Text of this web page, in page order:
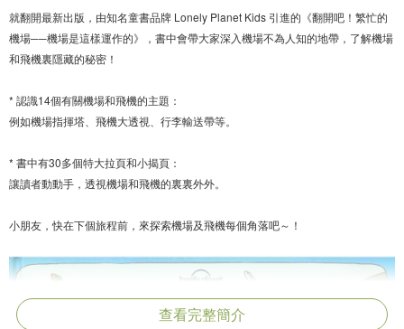
就翻開最新出版，由知名童書品牌 Lonely Planet Kids 引進的《翻開吧！繁忙的
機場──機場是這樣運作的》，書中會帶大家深入機場不為人知的地帶，了解機場
和飛機裏隱藏的秘密！
* 認識14個有關機場和飛機的主題：
例如機場指揮塔、飛機大透視、行李輸送帶等。
* 書中有30多個特大拉頁和小揭頁：
讓讀者動動手，透視機場和飛機的裏裏外外。
小朋友，快在下個旅程前，來探索機場及飛機每個角落吧～！
查看完整簡介